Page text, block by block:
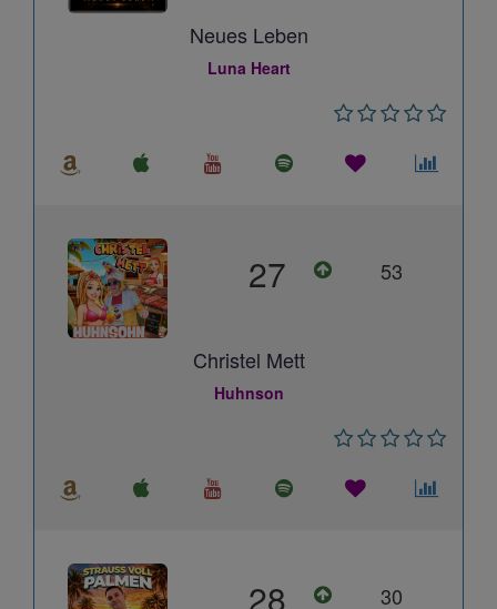
Neues Leben
Luna Heart
27 53
Christel Mett
Huhnson
28 30